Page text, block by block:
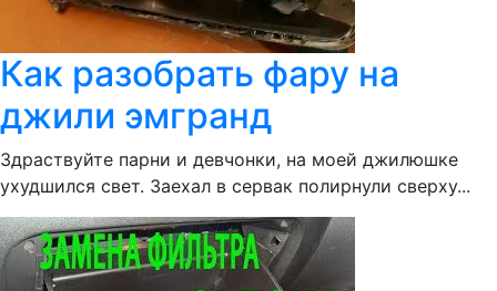
Как разобрать фару на
джили эмгранд
Здраствуйте парни и девчонки, на моей джилюшке
ухудшился свет. Заехал в сервак полирнули сверху...